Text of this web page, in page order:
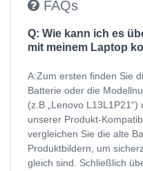
FAQs
Q: Wie kann ich es
mit meinem Laptop
A:Zum ersten finden Sie
Batterie oder die
(z.B „Lenovo
unserer Produkt-
vergleichen Sie die alte
Produktbildern, um
gleich sind. Schließlich